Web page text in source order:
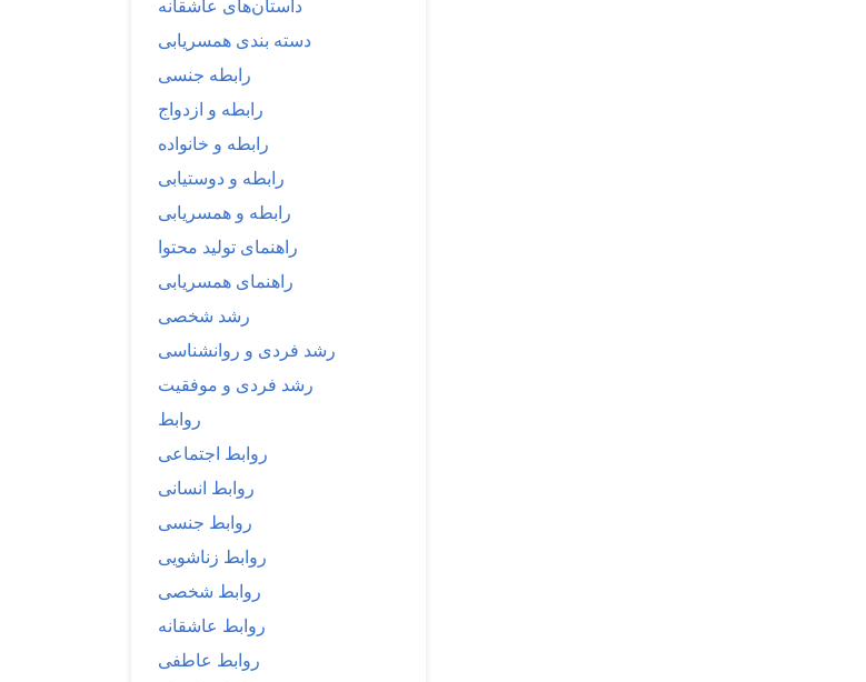
داستان‌های عاشقانه
دسته بندی همسریابی
رابطه جنسی
رابطه و ازدواج
رابطه و خانواده
رابطه و دوستیابی
رابطه و همسریابی
راهنمای تولید محتوا
راهنمای همسریابی
رشد شخصی
رشد فردی و روانشناسی
رشد فردی و موفقیت
روابط
روابط اجتماعی
روابط انسانی
روابط جنسی
روابط زناشویی
روابط شخصی
روابط عاشقانه
روابط عاطفی